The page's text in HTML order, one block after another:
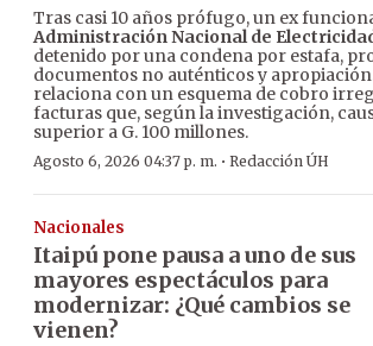
Tras casi 10 años prófugo, un ex
Administración Nacional de
detenido por una condena por estafa,
documentos no auténticos y
relaciona con un esquema de cobro
facturas que, según la investigación,
superior a G. 100 millones.
Agosto 6, 2026 04:37 p. m. · Redacción ÚH
Nacionales
Itaipú pone pausa a uno de sus
mayores espectáculos para
modernizar: ¿Qué cambios se
vienen?